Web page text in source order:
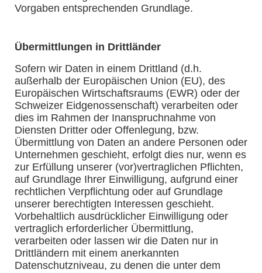
Vorgaben entsprechenden Grundlage.
Übermittlungen in Drittländer
Sofern wir Daten in einem Drittland (d.h.
außerhalb der Europäischen Union (EU), des
Europäischen Wirtschaftsraums (EWR) oder der
Schweizer Eidgenossenschaft) verarbeiten oder
dies im Rahmen der Inanspruchnahme von
Diensten Dritter oder Offenlegung, bzw.
Übermittlung von Daten an andere Personen oder
Unternehmen geschieht, erfolgt dies nur, wenn es
zur Erfüllung unserer (vor)vertraglichen Pflichten,
auf Grundlage Ihrer Einwilligung, aufgrund einer
rechtlichen Verpflichtung oder auf Grundlage
unserer berechtigten Interessen geschieht.
Vorbehaltlich ausdrücklicher Einwilligung oder
vertraglich erforderlicher Übermittlung,
verarbeiten oder lassen wir die Daten nur in
Drittländern mit einem anerkannten
Datenschutzniveau, zu denen die unter dem